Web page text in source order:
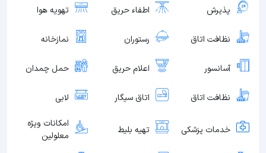
پذیرش اطفاء حریق تهویه هوا
نظافت اتاق رستوران نمازخانه
آسانسور اعلام حریق حمل چمدان
نظافت اتاق اتاق سیگار لابی
خدمات پزشکی تهیه بلیط
امکانات ویژه
معلولین